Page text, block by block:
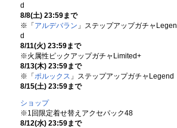
d
8/8(土) 23:59まで
※「アルデバラン 」ステップアップガチャLegen
d
8/11(火) 23:59まで
※火属性ピックアップガチャLimited+
8/13(木) 23:59まで
※「ポルックス 」ステップアップガチャLegend
8/15(土) 23:59まで
ショップ
※1回限定着せ替えアクセパック48
8/12(水) 23:59まで